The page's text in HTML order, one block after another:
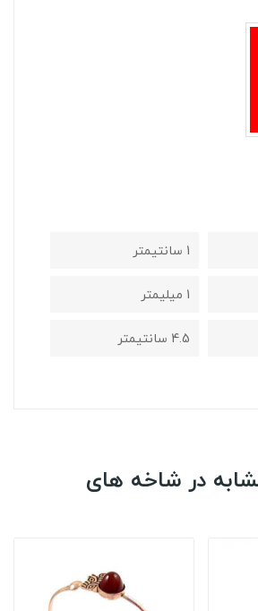
1 سانتیمتر
1 میلیمتر
4.5 سانتیمتر
در شاخه های